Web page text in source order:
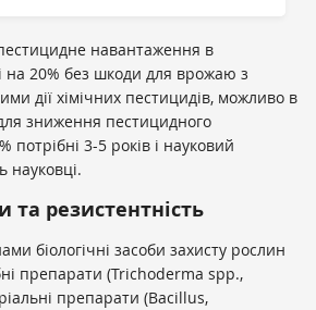
навантаження в
на 20% без шкоди для врожаю з
дії хімічних пестицидів, можливо в
зниження пестицидного
потрібні 3-5 років і науковий
науковці.
та резистентність
біологічні засоби захисту рослин
препарати (Trichoderma spp.,
препарати (Bacillus,